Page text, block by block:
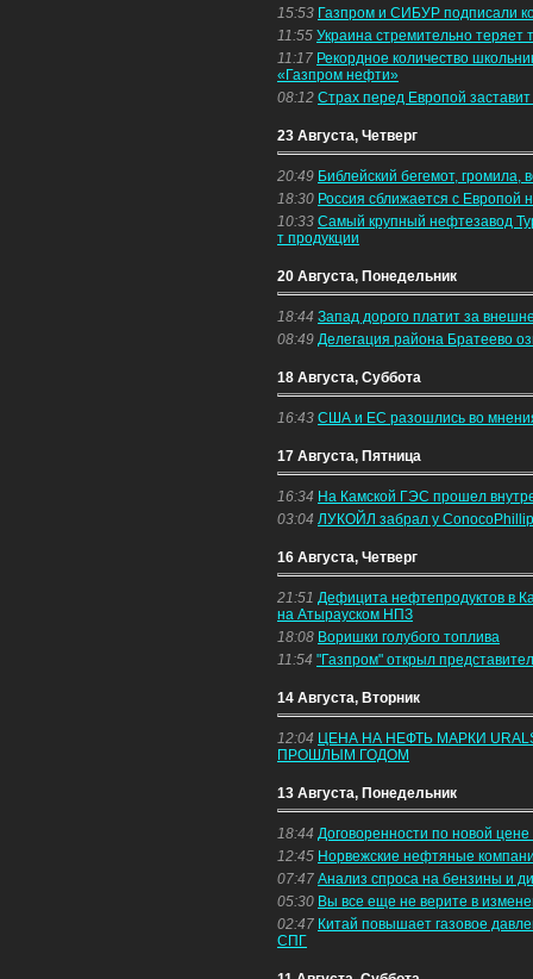
15:53 Газпром и СИБУР подписали
11:55 Украина стремительно
11:17 Рекордное количество
«Газпром нефти»
08:12 Страх перед Европой заставит
23 Августа, Четверг
20:49 Библейский бегемот, громила,
18:30 Россия сближается с Европой
10:33 Самый крупный нефтезавод
т продукции
20 Августа, Понедельник
18:44 Запад дорого платит за
08:49 Делегация района Братеево
18 Августа, Суббота
16:43 США и ЕС разошлись во
17 Августа, Пятница
16:34 На Камской ГЭС прошел
03:04 ЛУКОЙЛ забрал у
16 Августа, Четверг
21:51 Дефицита нефтепродуктов в
на Атырауском НПЗ
18:08 Воришки голубого топлива
11:54 "Газпром" открыл
14 Августа, Вторник
12:04 ЦЕНА НА НЕФТЬ МАРКИ
ПРОШЛЫМ ГОДОМ
13 Августа, Понедельник
18:44 Договоренности по новой
12:45 Норвежские нефтяные
07:47 Анализ спроса на бензины и
05:30 Вы все еще не верите в
02:47 Китай повышает газовое
СПГ